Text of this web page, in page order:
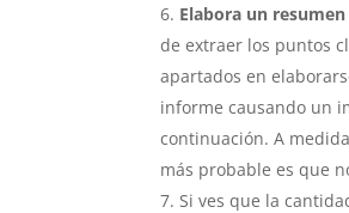
Elabora un
de extraer los puntos
apartados en
informe causando un
continuación. A
más probable es que
Si ves que la